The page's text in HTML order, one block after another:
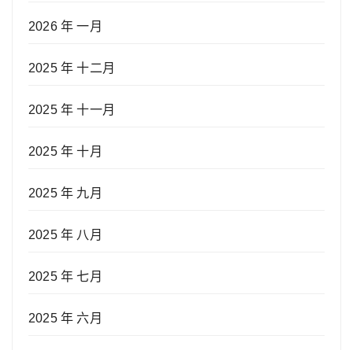
2026 年 一月
2025 年 十二月
2025 年 十一月
2025 年 十月
2025 年 九月
2025 年 八月
2025 年 七月
2025 年 六月